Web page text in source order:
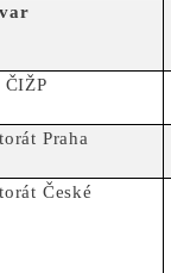
Praha
České